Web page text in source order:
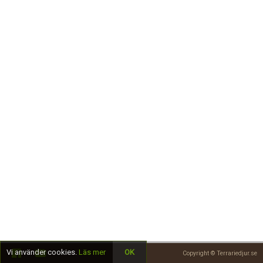
Copyright © Terrariedjur.se
Vi använder cookies. Läs mer OK